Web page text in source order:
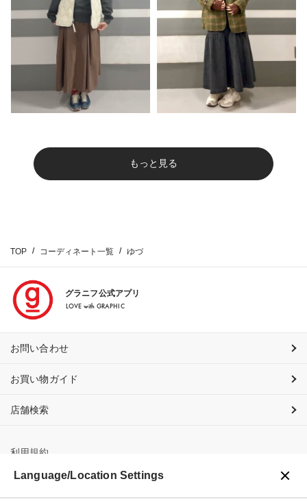
もっと見る
TOP コーディネート一覧 ゆづ
グラニフ公式アプリ
LOVE with GRAPHIC
お問い合わせ
お買い物ガイド
店舗検索
利用規約
プライバシーポリシー
Language/Location Settings